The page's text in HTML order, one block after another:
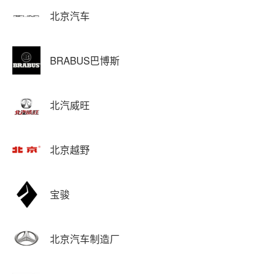
北京汽车
BRABUS巴博斯
北汽威旺
北京越野
宝骏
北京汽车制造厂